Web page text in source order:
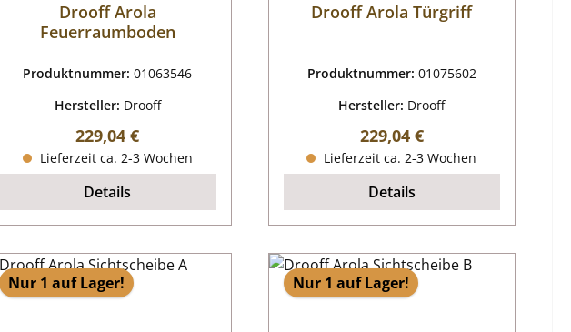
Drooff Arola
Feuerraumboden
Produktnummer:01063546
Hersteller: Drooff
Regulärer Preis:
229,04 €
Lieferzeit ca. 2-3 Wochen
Details
Drooff Arola Türgriff
Produktnummer: 01075602
Hersteller: Drooff
Regulärer Preis:
229,04 €
Lieferzeit ca. 2-3 Wochen
Details
Nur 1 auf Lager! Nur 1 auf Lager!